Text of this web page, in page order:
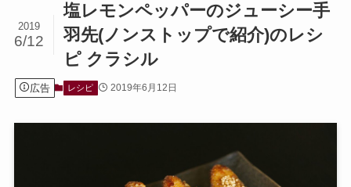
塩レモンペッパーのジューシー手
羽先(ノンストップで紹介)のレシ
ピ クラシル
2019
6/12
広告 レシピ 2019年6月12日